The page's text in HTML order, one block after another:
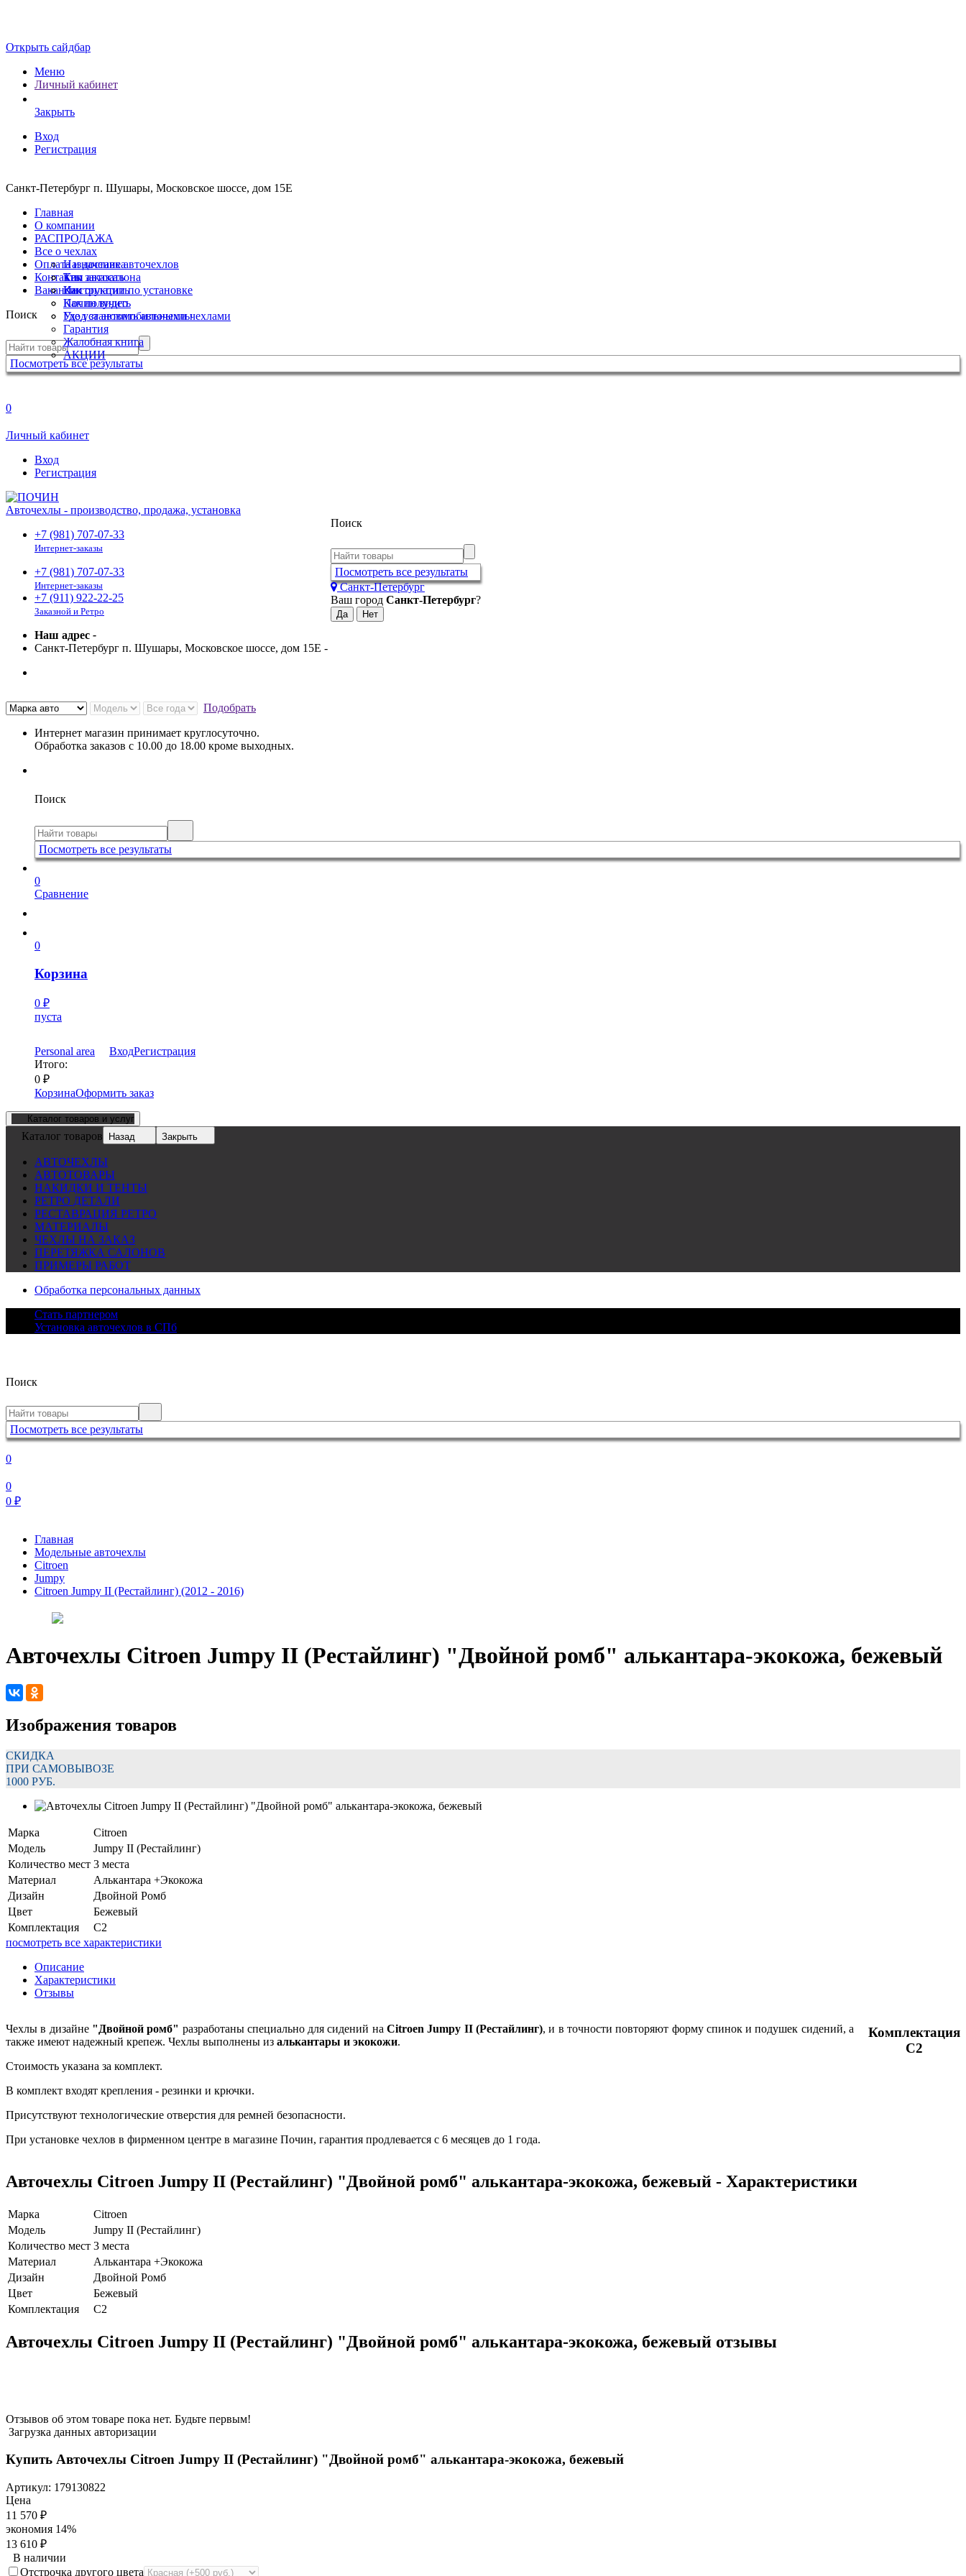
Открыть сайдбар
Меню
Личный кабинет
Закрыть
Вход
Регистрация
Санкт-Петербург п. Шушары, Московское шоссе, дом 15Е
Главная
О компании
РАСПРОДАЖА
Все о чехлах
Назначение авточехлов
Тип автосалона
Инструкции по установке
Почин видео
Уход за автомобильными чехлами
Оплата и доставка
Как заказать
Как оплатить
Как получить
Где установить авточехлы
Гарантия
Жалобная книга
АКЦИИ
Контакты
Вакансии
Поиск
Посмотреть все результаты
0
Личный кабинет
Вход
Регистрация
Авточехлы - производство, продажа, установка
+7 (981) 707-07-33
Интернет-заказы
+7 (981) 707-07-33
Интернет-заказы
+7 (911) 922-22-25
Заказной и Ретро
Наш адрес -
Санкт-Петербург п. Шушары, Московское шоссе, дом 15Е -
Поиск
Посмотреть все результаты
Санкт-Петербург
Ваш город Санкт-Петербург?
Подобрать
Интернет магазин принимает круглосуточно.
Обработка заказов с 10.00 до 18.00 кроме выходных.
Поиск
Посмотреть все результаты
0
Сравнение
0
Корзина
0 ₽
пуста
Personal area ВходРегистрация
Итого:
0 ₽
КорзинаОформить заказ
Каталог товаров и услуг
Каталог товаров Назад Закрыть
АВТОЧЕХЛЫ
АВТОТОВАРЫ
НАКИДКИ И ТЕНТЫ
РЕТРО ДЕТАЛИ
РЕСТАВРАЦИЯ РЕТРО
МАТЕРИАЛЫ
ЧЕХЛЫ НА ЗАКАЗ
ПЕРЕТЯЖКА САЛОНОВ
ПРИМЕРЫ РАБОТ
Обработка персональных данных
Стать партнером
Установка авточехлов в СПб
Поиск
Посмотреть все результаты
0
0
0 ₽
Главная
Модельные авточехлы
Citroen
Jumpy
Citroen Jumpy II (Рестайлинг) (2012 - 2016)
Авточехлы Citroen Jumpy II (Рестайлинг) "Двойной ромб" алькантара-экокожа, бежевый
Изображения товаров
СКИДКА
ПРИ САМОВЫВОЗЕ
1000 РУБ.
Марка
Citroen
Модель
Jumpy II (Рестайлинг)
Количество мест 3 места
Материал
Алькантара +Экокожа
Дизайн
Двойной Ромб
Цвет
Бежевый
Комплектация
C2
посмотреть все характеристики
Описание
Характеристики
Отзывы
Чехлы в дизайне "Двойной ромб" разработаны специально для сидений наCitroen Jumpy II (Рестайлинг), и в точности повторяют форму спинок и подушек сидений, а
также имеют надежный крепеж. Чехлы выполнены из алькантары и экокожи.
Стоимость указана за комплект.
В комплект входят крепления - резинки и крючки.
Присутствуют технологические отверстия для ремней безопасности.
При установке чехлов в фирменном центре в магазине Почин, гарантия продлевается с 6 месяцев до 1 года.
Комплектация
C2
Авточехлы Citroen Jumpy II (Рестайлинг) "Двойной ромб" алькантара-экокожа, бежевый - Характеристики
Марка
Citroen
Модель
Jumpy II (Рестайлинг)
Количество мест 3 места
Материал
Алькантара +Экокожа
Дизайн
Двойной Ромб
Цвет
Бежевый
Комплектация
C2
Авточехлы Citroen Jumpy II (Рестайлинг) "Двойной ромб" алькантара-экокожа, бежевый отзывы
Отзывов об этом товаре пока нет. Будьте первым!
Загрузка данных авторизации
Купить Авточехлы Citroen Jumpy II (Рестайлинг) "Двойной ромб" алькантара-экокожа, бежевый
Артикул: 179130822
Цена
11 570 ₽
экономия 14%
13 610 ₽
В наличии
Отстрочка другого цвета